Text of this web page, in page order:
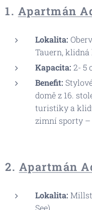
1. Apartmán
Lokalita:
Tauern, klidná
Kapacita: 2- 5
Benefit:
domě z 16.
turistiky a
zimní sporty –
2. Apartmán
Lokalita:
See)